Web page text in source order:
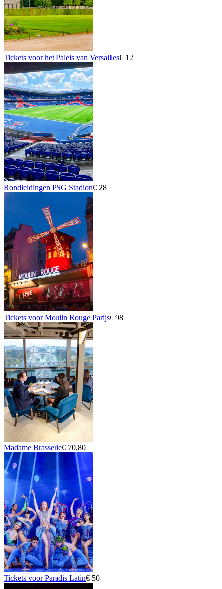
Tickets voor het Paleis van Versailles€ 12
Rondleidingen PSG Stadion€ 28
Tickets voor Moulin Rouge Parijs€ 98
Madame Brasserie€ 70,80
Tickets voor Paradis Latin€ 50